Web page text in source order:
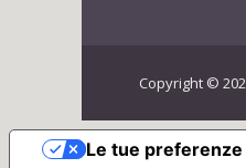
Copyright ©
Le tue